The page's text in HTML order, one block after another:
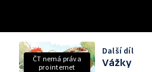
ČT nemá práva
pro internet
Další díl
Vážky